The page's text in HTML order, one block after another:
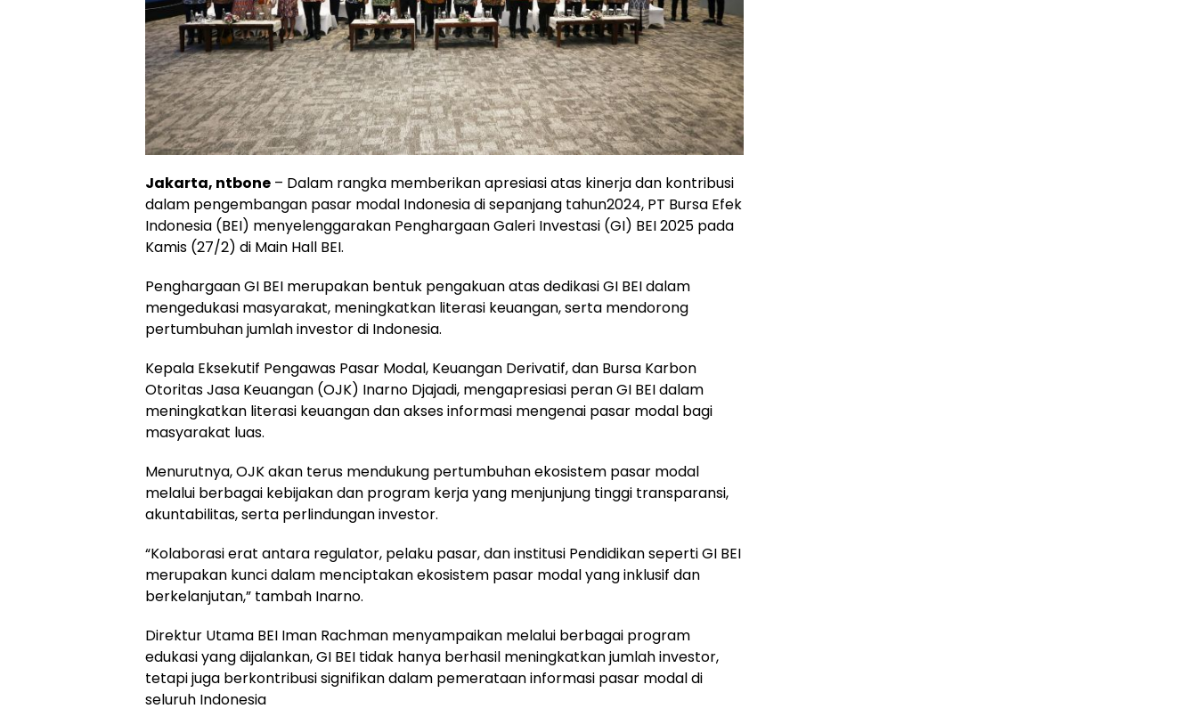
Jakarta, ntbone – Dalam rangka memberikan apresiasi atas kinerja dan kontribusi
dalam pengembangan pasar modal Indonesia di sepanjang tahun2024, PT Bursa Efek
Indonesia (BEI) menyelenggarakan Penghargaan Galeri Investasi (GI) BEI 2025 pada
Kamis (27/2) di Main Hall BEI.
Penghargaan GI BEI merupakan bentuk pengakuan atas dedikasi GI BEI dalam
mengedukasi masyarakat, meningkatkan literasi keuangan, serta mendorong
pertumbuhan jumlah investor di Indonesia.
Kepala Eksekutif Pengawas Pasar Modal, Keuangan Derivatif, dan Bursa Karbon
Otoritas Jasa Keuangan (OJK) Inarno Djajadi, mengapresiasi peran GI BEI dalam
meningkatkan literasi keuangan dan akses informasi mengenai pasar modal bagi
masyarakat luas.
Menurutnya, OJK akan terus mendukung pertumbuhan ekosistem pasar modal
melalui berbagai kebijakan dan program kerja yang menjunjung tinggi transparansi,
akuntabilitas, serta perlindungan investor.
“Kolaborasi erat antara regulator, pelaku pasar, dan institusi Pendidikan seperti GI BEI
merupakan kunci dalam menciptakan ekosistem pasar modal yang inklusif dan
berkelanjutan,” tambah Inarno.
Direktur Utama BEI Iman Rachman menyampaikan melalui berbagai program
edukasi yang dijalankan, GI BEI tidak hanya berhasil meningkatkan jumlah investor,
tetapi juga berkontribusi signifikan dalam pemerataan informasi pasar modal di
seluruh Indonesia